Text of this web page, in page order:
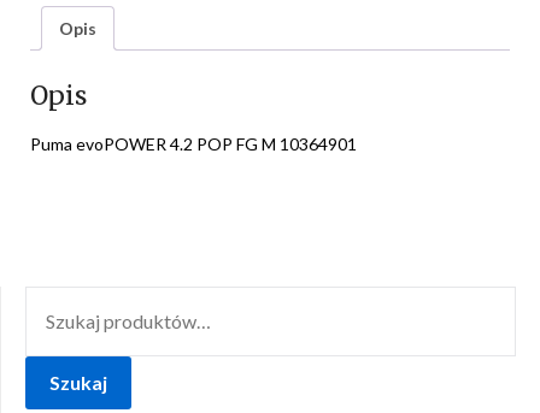
Opis
Opis
Puma evoPOWER 4.2 POP FG M 10364901
Szukaj